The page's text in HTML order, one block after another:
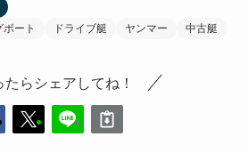
ート ドライブ艇 ヤンマー 中古艇
たらシェアしてね！